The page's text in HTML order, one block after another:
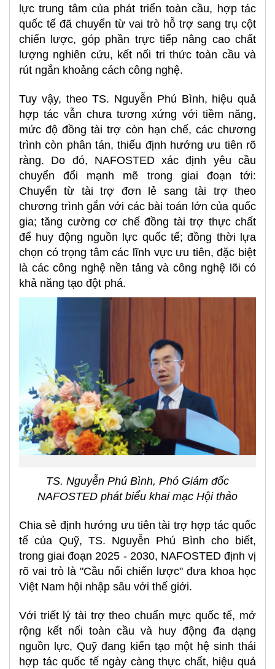
lực trung tâm của phát triển toàn cầu, hợp tác
quốc tế đã chuyển từ vai trò hỗ trợ sang trụ cột
chiến lược, góp phần trực tiếp nâng cao chất
lượng nghiên cứu, kết nối tri thức toàn cầu và
rút ngắn khoảng cách công nghệ.
Tuy vậy, theo TS. Nguyễn Phú Bình, hiệu quả
hợp tác vẫn chưa tương xứng với tiềm năng,
mức độ đồng tài trợ còn hạn chế, các chương
trình còn phân tán, thiếu định hướng ưu tiên rõ
ràng. Do đó, NAFOSTED xác định yêu cầu
chuyển đổi mạnh mẽ trong giai đoạn tới:
Chuyển từ tài trợ đơn lẻ sang tài trợ theo
chương trình gắn với các bài toán lớn của quốc
gia; tăng cường cơ chế đồng tài trợ thực chất
để huy động nguồn lực quốc tế; đồng thời lựa
chọn có trọng tâm các lĩnh vực ưu tiên, đặc biệt
là các công nghệ nền tảng và công nghệ lõi có
khả năng tạo đột phá.
TS. Nguyễn Phú Bình, Phó Giám đốc
NAFOSTED phát biểu khai mạc Hội thảo
Chia sẻ định hướng ưu tiên tài trợ hợp tác quốc
tế của Quỹ, TS. Nguyễn Phú Bình cho biết,
trong giai đoạn 2025 - 2030, NAFOSTED định vị
rõ vai trò là "Cầu nối chiến lược" đưa khoa học
Việt Nam hội nhập sâu với thế giới.
Với triết lý tài trợ theo chuẩn mực quốc tế, mở
rộng kết nối toàn cầu và huy động đa dạng
nguồn lực, Quỹ đang kiến tạo một hệ sinh thái
hợp tác quốc tế ngày càng thực chất, hiệu quả